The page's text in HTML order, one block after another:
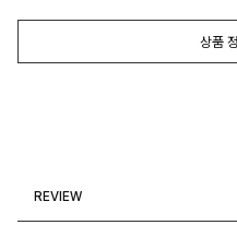
상품
REVIEW